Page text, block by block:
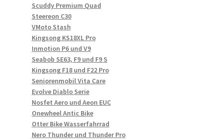
Scuddy Premium Quad
Steereon C30
VMoto Stash
Kingsong KS18XL Pro
Inmotion P6 und V9
Seabob SE63, F9 und F9 S
Kingsong F18 und F22 Pro
Seniorenmobil Vita Care
Evolve Diablo Serie
Nosfet Aero und Aeon EUC
Onewheel Antic Bike
Otter Bike Wasserfahrrad
Nero Thunder und Thunder Pro